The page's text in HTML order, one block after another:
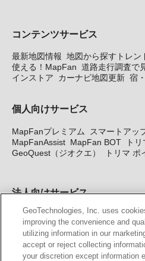
コンテンツサービス
最新地図情報 地図から探すトレン
使える！MapFan 道路走行調査で
インストア
カーナビ地図更新 宿
個人向けサービス
MapFanプレミアム
スマートアッ
MapFanAssist MapFan BOT トリ
GeoQuest（ジオクエ）
トリマ ポ
法人向けサービス
法人向け地図・位置情報サービス
図API Windows PC向け地図開発
サービス
MAP WORLD+ トリマ
GeoTechnologies, Inc. uses
improving the convenience and
utilizing information in our
accept or reject collecting
your discretion except information